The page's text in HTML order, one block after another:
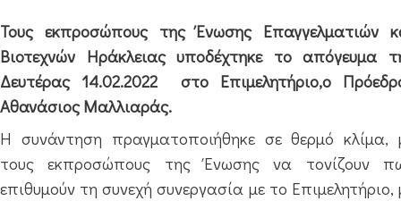
Τους εκπροσώπους της Ένωσης Επαγγελματιών
Βιοτεχνών Ηράκλειας υποδέχτηκε το απόγευμα
Δευτέρας 14.02.2022 στο Επιμελητήριο,ο
Αθανάσιος Μαλλιαράς.
Η συνάντηση πραγματοποιήθηκε σε θερμό κλίμα,
τους εκπροσώπους της Ένωσης να τονίζουν
επιθυμούν τη συνεχή συνεργασία με το Επιμελητήριο,